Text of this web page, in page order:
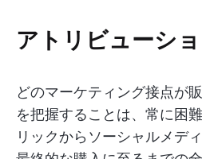
アトリビューシ
どのマーケティング接点が
を把握することは、常に困
リックからソーシャルメデ